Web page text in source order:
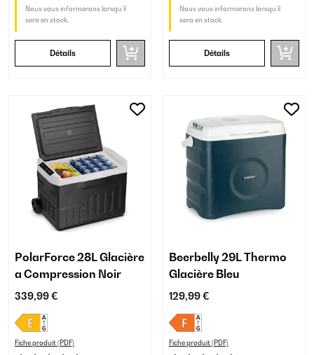
Nous vous informerons lorsqu’il
sera en stock.
Détails
Nous vous informerons lorsqu’il
sera en stock.
Détails
PolarForce 28L Glacière
a Compression Noir
339,99 €
Fiche produit (PDF)
Beerbelly 29L Thermo
Glacière Bleu
129,99 €
Fiche produit (PDF)